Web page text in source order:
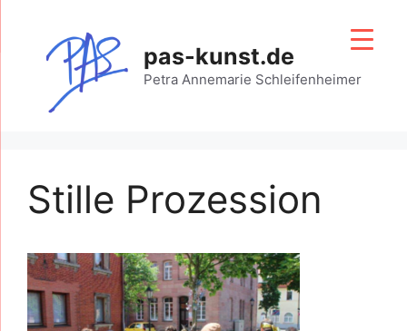
springen
pas-kunst.de
Petra Annemarie Schleifenheimer
Stille Prozession